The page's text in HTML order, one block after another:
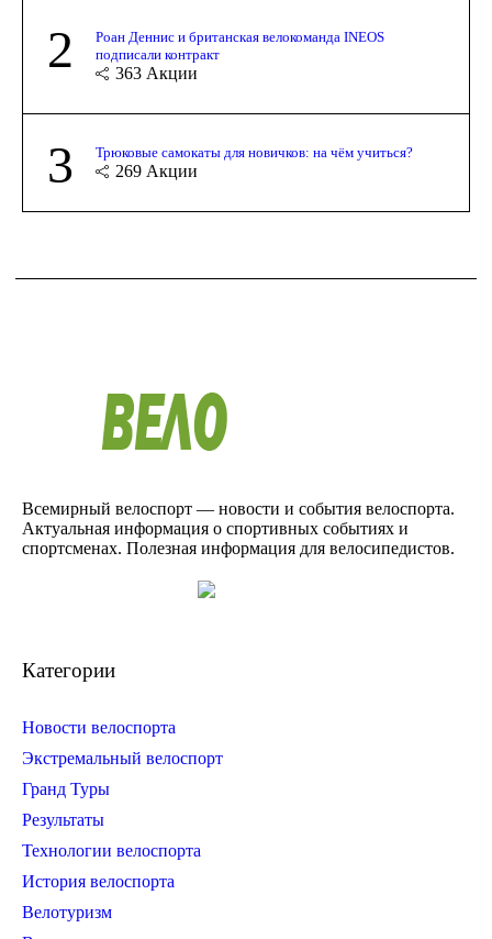
2
Роан Деннис и британская велокоманда INEOS
подписали контракт
363 Акции
3 Трюковые самокаты для новичков: на чём учиться?
269 Акции
Всемирный велоспорт — новости и события велоспорта.
Актуальная информация о спортивных событиях и
спортсменах. Полезная информация для велосипедистов.
Категории
Новости велоспорта
Экстремальный велоспорт
Гранд Туры
Результаты
Технологии велоспорта
История велоспорта
Велотуризм